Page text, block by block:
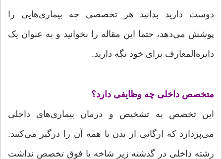
دوست دارید بدانید هر تخصصی چه بیماری‌هایی را
پوشش می‌دهد، حتما این مقاله را بخوانید و به عنوان یک
دایره‌المعارف برای خود نگه دارید.
متخصص داخلی چه وظایفی دارد؟
این تخصص به تشخیص و درمان بیماری‌های داخلی
می‌پردازد که ارگانی از بدن یا همه آن را درگیر می‌کنند.
رشته داخلی در گذشته زیر شاخه یا فوق تخصص نداشت